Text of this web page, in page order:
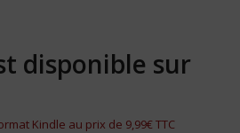
disponible sur
Kindle au prix de 9,99€ TTC